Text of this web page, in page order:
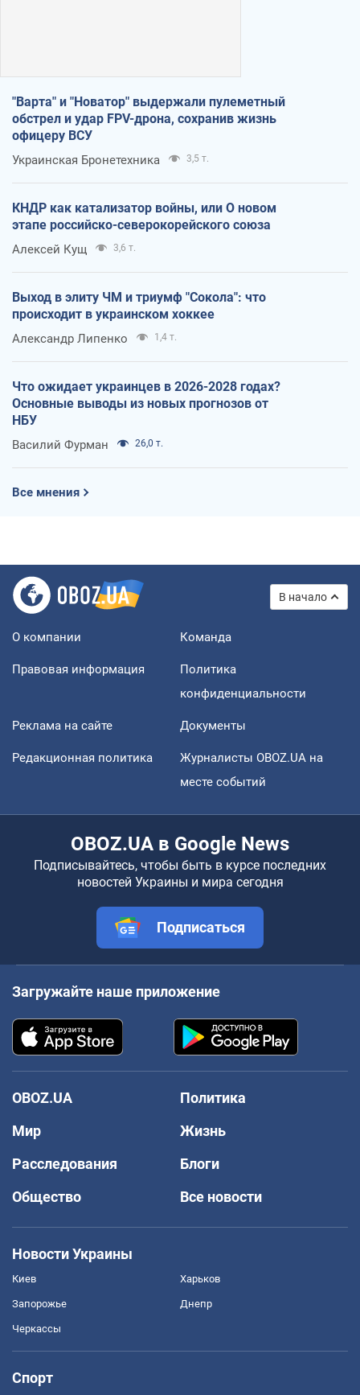
"Варта" и "Новатор" выдержали пулеметный
обстрел и удар FPV-дрона, сохранив жизнь
офицеру ВСУ
Украинская Бронетехника 3,5 т.
КНДР как катализатор войны, или О новом
этапе российско-северокорейского союза
Алексей Кущ 3,6 т.
Выход в элиту ЧМ и триумф "Сокола": что
происходит в украинском хоккее
Александр Липенко 1,4 т.
Что ожидает украинцев в 2026-2028 годах?
Основные выводы из новых прогнозов от
НБУ
Василий Фурман 26,0 т.
Все мнения
В начало
О компании Команда
Правовая информация
Политика
конфиденциальности
Реклама на сайте Документы
Редакционная политика
Журналисты OBOZ.UA на
месте событий
OBOZ.UA в Google News
Подписывайтесь, чтобы быть в курсе последних
новостей Украины и мира сегодня
Подписаться
Загружайте наше приложение
OBOZ.UA
Политика
Мир
Жизнь
Расследования
Блоги
Общество
Все новости
Новости Украины
Киев Харьков
Запорожье Днепр
Черкассы
Спорт